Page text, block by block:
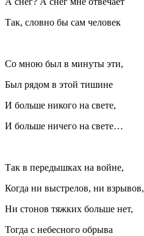
Так, словно бы сам человек
Со мною был в минуты эти,
Был рядом в этой тишине
И больше никого на свете,
И больше ничего на свете…
Так в передышках на войне,
Когда ни выстрелов, ни взрывов,
Ни стонов тяжких больше нет,
Тогда с небесного обрыва